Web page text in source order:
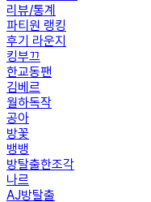
리뷰/통계
파티원 랭킹
후기 라운지
킹부끄
한교동팬
김베르
월하독작
공아
방꽃
뱅뱅
방탈출한조각
나르
AJ방탈출